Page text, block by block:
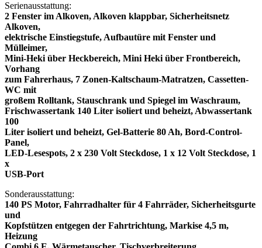
Serienausstattung:
2 Fenster im Alkoven, Alkoven klappbar, Sicherheitsnetz
Alkoven,
elektrische Einstiegstufe, Aufbautüre mit Fenster und
Mülleimer,
Mini-Heki über Heckbereich, Mini Heki über Frontbereich,
Vorhang
zum Fahrerhaus, 7 Zonen-Kaltschaum-Matratzen, Cassetten-
WC mit
großem Rolltank, Stauschrank und Spiegel im Waschraum,
Frischwassertank 140 Liter isoliert und beheizt, Abwassertank
100
Liter isoliert und beheizt, Gel-Batterie 80 Ah, Bord-Control-
Panel,
LED-Lesespots, 2 x 230 Volt Steckdose, 1 x 12 Volt Steckdose, 1
x
USB-Port
Sonderausstattung:
140 PS Motor, Fahrradhalter für 4 Fahrräder, Sicherheitsgurte
und
Kopfstützen entgegen der Fahrtrichtung, Markise 4,5 m,
Heizung